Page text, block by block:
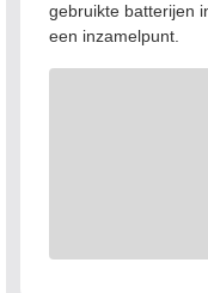
gebruikte batterijen
een inzamelpunt.